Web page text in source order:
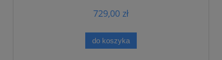
729,00 zł
do koszyka